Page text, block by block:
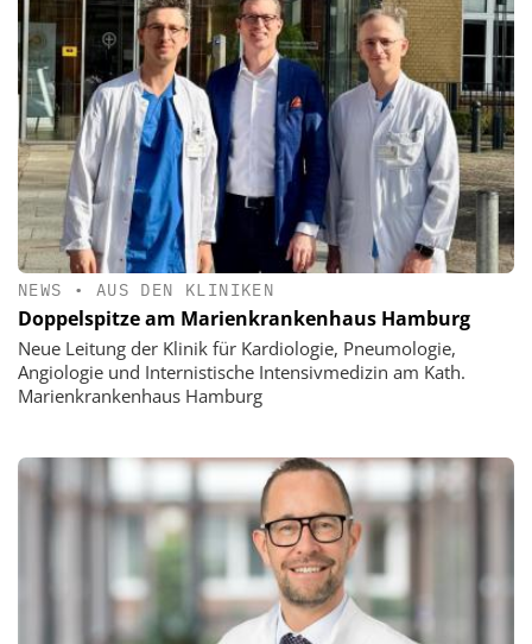
NEWS • AUS DEN KLINIKEN
Doppelspitze am Marienkrankenhaus Hamburg
Neue Leitung der Klinik für Kardiologie, Pneumologie,
Angiologie und Internistische Intensivmedizin am Kath.
Marienkrankenhaus Hamburg